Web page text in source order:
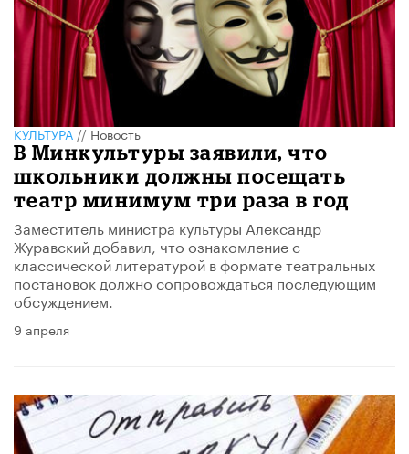
КУЛЬТУРА//Новость
В Минкультуры заявили, что
школьники должны посещать
театр минимум три раза в год
Заместитель министра культуры Александр
Журавский добавил, что ознакомление с
классической литературой в формате театральных
постановок должно сопровождаться последующим
обсуждением.
9 апреля